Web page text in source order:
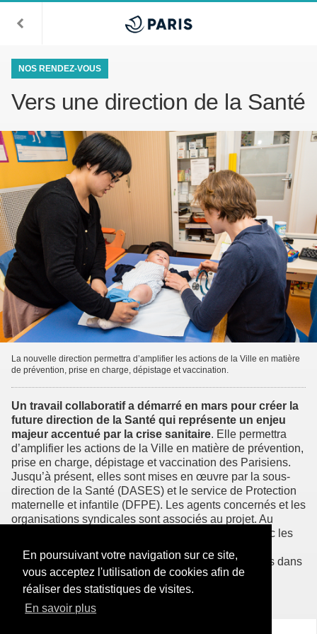
En poursuivant votre navigation sur ce site,
vous acceptez l'utilisation de cookies afin de
réaliser des statistiques de visites.
En savoir plus
NOS RENDEZ-VOUS
Vers une direction de la Santé
La nouvelle direction permettra d’amplifier les actions de la Ville en matière
de prévention, prise en charge, dépistage et vaccination.
Un travail collaboratif a démarré en mars pour créer la
future direction de la Santé qui représente un enjeu
majeur accentué par la crise sanitaire. Elle permettra
d’amplifier les actions de la Ville en matière de prévention,
prise en charge, dépistage et vaccination des Parisiens.
Jusqu’à présent, elles sont mises en œuvre par la sous-
direction de la Santé (DASES) et le service de Protection
maternelle et infantile (DFPE). Les agents concernés et les
organisations syndicales sont associés au projet. Au
programme des prochains mois : des entretiens avec les
objectifs généraux, un tour des expériences réussies dans
d’autres collectivités…